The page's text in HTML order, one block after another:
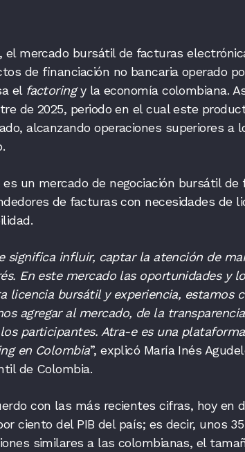
el mercado bursátil de facturas
de financiación no bancaria operado
el factoringy la economía colombiana.
de 2025, periodo en el cual este
alcanzando operaciones superiores a
un mercado de negociación bursátil
de facturas con necesidades de
significa influir, captar la atención de
En este mercado las oportunidades y
licencia bursátil y experiencia, estamos
agregar al mercado, de la
participantes. Atra-e es una
en Colombia”, explicó María Inés
de Colombia.
con las más recientes cifras, hoy en
ciento del PIB del país; es decir, unos
similares a las colombianas, el